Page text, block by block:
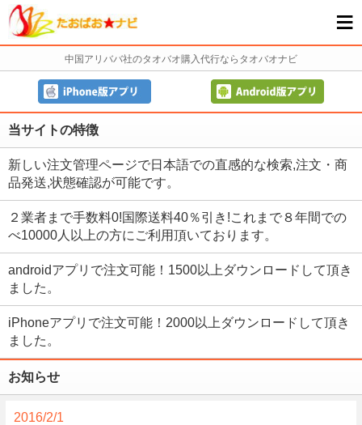
≡
中国アリババ社のタオバオ購入代行ならタオバオナビ
当サイトの特徴
新しい注文管理ページで日本語での直感的な検索,注文・商
品発送,状態確認が可能です。
２業者まで手数料0!国際送料40％引き!これまで８年間での
べ10000人以上の方にご利用頂いております。
androidアプリで注文可能！1500以上ダウンロードして頂き
ました。
iPhoneアプリで注文可能！2000以上ダウンロードして頂き
ました。
お知らせ
2016/2/1